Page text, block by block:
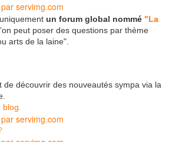
un forum global nommé "La
peut poser des questions par thème
arts de la laine".
de découvrir des nouveautés sympa via la
blog.